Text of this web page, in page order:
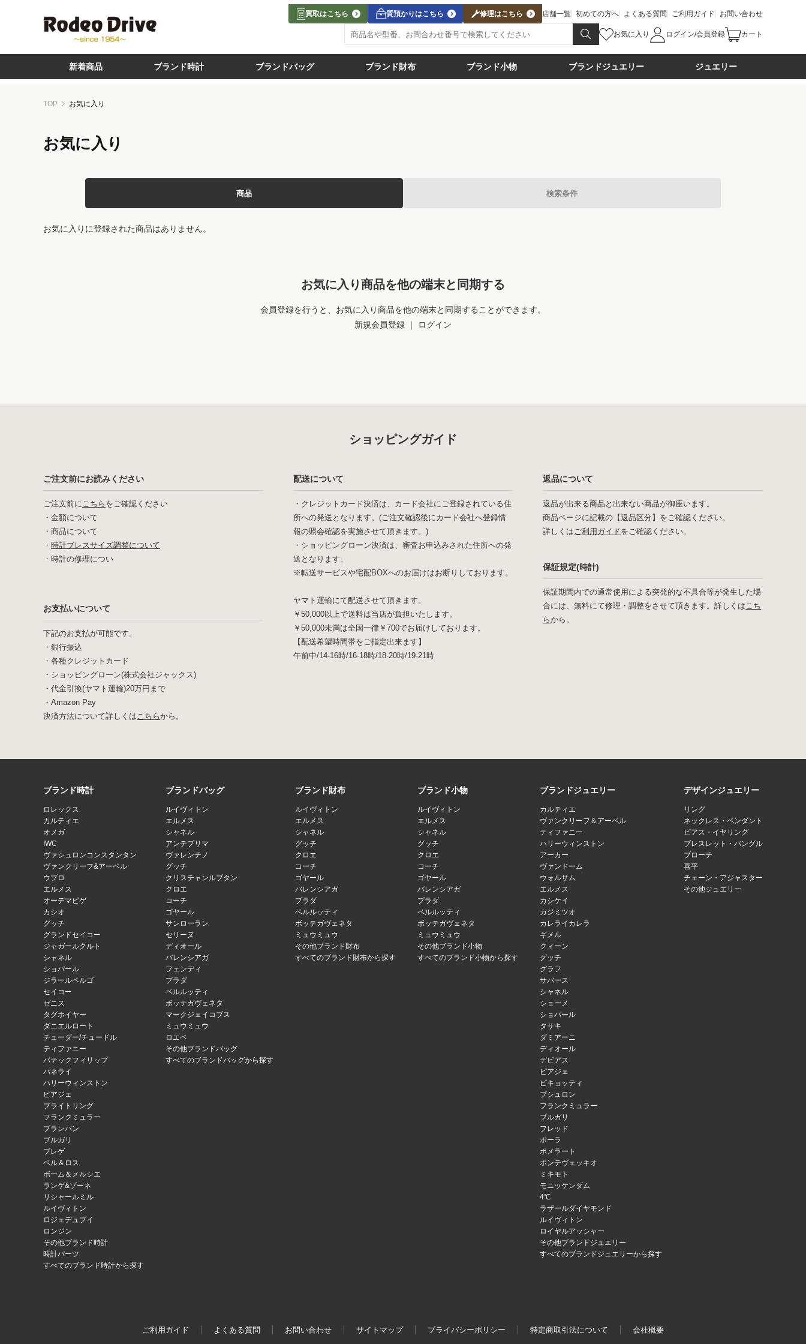
買取はこちら 質預かりはこちら 修理はこちら 店舗一覧 初めての方へ よくある質問 ご利用ガイド お問い合わせ
お気に入り ログイン/会員登録 カート
新着商品 ブランド時計 ブランドバッグ ブランド財布 ブランド小物 ブランドジュエリー ジュエリー
TOP お気に入り
お気に入り
商品 検索条件
お気に入りに登録された商品はありません。
お気に入り商品を他の端末と同期する
会員登録を行うと、お気に入り商品を他の端末と同期することができます。
新規会員登録 ｜ ログイン
ショッピングガイド
ご注文前にお読みください
ご注文前にこちら をご確認ください
・ 金額について
・ 商品について
・ 時計ブレスサイズ調整について
・ 時計の修理につい
お支払いについて
下記のお支払が可能です。
・銀行振込
・各種クレジットカード
・ショッピングローン(株式会社ジャックス)
・代金引換(ヤマト運輸)20万円まで
・Amazon Pay
決済方法について詳しくはこちらから。
配送について
・クレジットカード決済は、カード会社にご登録されている住
所への発送となります。(ご注文確認後にカード会社へ登録情
報の照会確認を実施させて頂きます。)
・ショッピングローン決済は、審査お申込みされた住所への発
送となります。
※転送サービスや宅配BOXへのお届けはお断りしております。
ヤマト運輸にて配送させて頂きます。
￥50,000以上で送料は当店が負担いたします。
￥50,000未満は全国一律￥700でお届けしております。
【配送希望時間帯をご指定出来ます】
午前中/14-16時/16-18時/18-20時/19-21時
返品について
返品が出来る商品と出来ない商品が御座います。
商品ページに記載の【返品区分】をご確認ください。
詳しくはご利用ガイドをご確認ください。
保証規定(時計)
保証期間内での通常使用による突発的な不具合等が発生した場
合には、無料にて修理・調整をさせて頂きます。詳しくはこち
らから。
ブランド時計
ロレックス
カルティエ
オメガ
IWC
ヴァシュロンコンスタンタン
ヴァンクリーフ&アーペル
ウブロ
エルメス
オーデマピゲ
カシオ
グッチ
グランドセイコー
ジャガールクルト
シャネル
ショパール
ジラールペルゴ
セイコー
ゼニス
タグホイヤー
ダニエルロート
チューダー/チュードル
ティファニー
パテックフィリップ
パネライ
ハリーウィンストン
ピアジェ
ブライトリング
フランクミュラー
ブランパン
ブルガリ
ブレゲ
ベル＆ロス
ボーム＆メルシエ
ランゲ&ゾーネ
リシャールミル
ルイヴィトン
ロジェデュブイ
ロンジン
その他ブランド時計
時計パーツ
すべてのブランド時計から探す
ブランドバッグ
ルイヴィトン
エルメス
シャネル
アンテプリマ
ヴァレンチノ
グッチ
クリスチャンルブタン
クロエ
コーチ
ゴヤール
サンローラン
セリーヌ
ディオール
バレンシアガ
フェンディ
プラダ
ベルルッティ
ボッテガヴェネタ
マークジェイコブス
ミュウミュウ
ロエベ
その他ブランドバッグ
すべてのブランドバッグから探す
ブランド財布
ルイヴィトン
エルメス
シャネル
グッチ
クロエ
コーチ
ゴヤール
バレンシアガ
プラダ
ベルルッティ
ボッテガヴェネタ
ミュウミュウ
その他ブランド財布
すべてのブランド財布から探す
ブランド小物
ルイヴィトン
エルメス
シャネル
グッチ
クロエ
コーチ
ゴヤール
バレンシアガ
プラダ
ベルルッティ
ボッテガヴェネタ
ミュウミュウ
その他ブランド小物
すべてのブランド小物から探す
ブランドジュエリー
カルティエ
ヴァンクリーフ＆アーペル
ティファニー
ハリーウィンストン
アーカー
ヴァンドーム
ウォルサム
エルメス
カシケイ
カジミツオ
カレライカレラ
ギメル
クィーン
グッチ
グラフ
サバース
シャネル
ショーメ
ショパール
タサキ
ダミアーニ
ディオール
デビアス
ピアジェ
ピキョッティ
ブシュロン
フランクミュラー
ブルガリ
フレッド
ポーラ
ポメラート
ポンテヴェッキオ
ミキモト
モニッケンダム
4℃
ラザールダイヤモンド
ルイヴィトン
ロイヤルアッシャー
その他ブランドジュエリー
すべてのブランドジュエリーから探す
デザインジュエリー
リング
ネックレス・ペンダント
ピアス・イヤリング
ブレスレット・バングル
ブローチ
喜平
チェーン・アジャスター
その他ジュエリー
ご利用ガイド よくある質問 お問い合わせ サイトマップ プライバシーポリシー 特定商取引法について 会社概要